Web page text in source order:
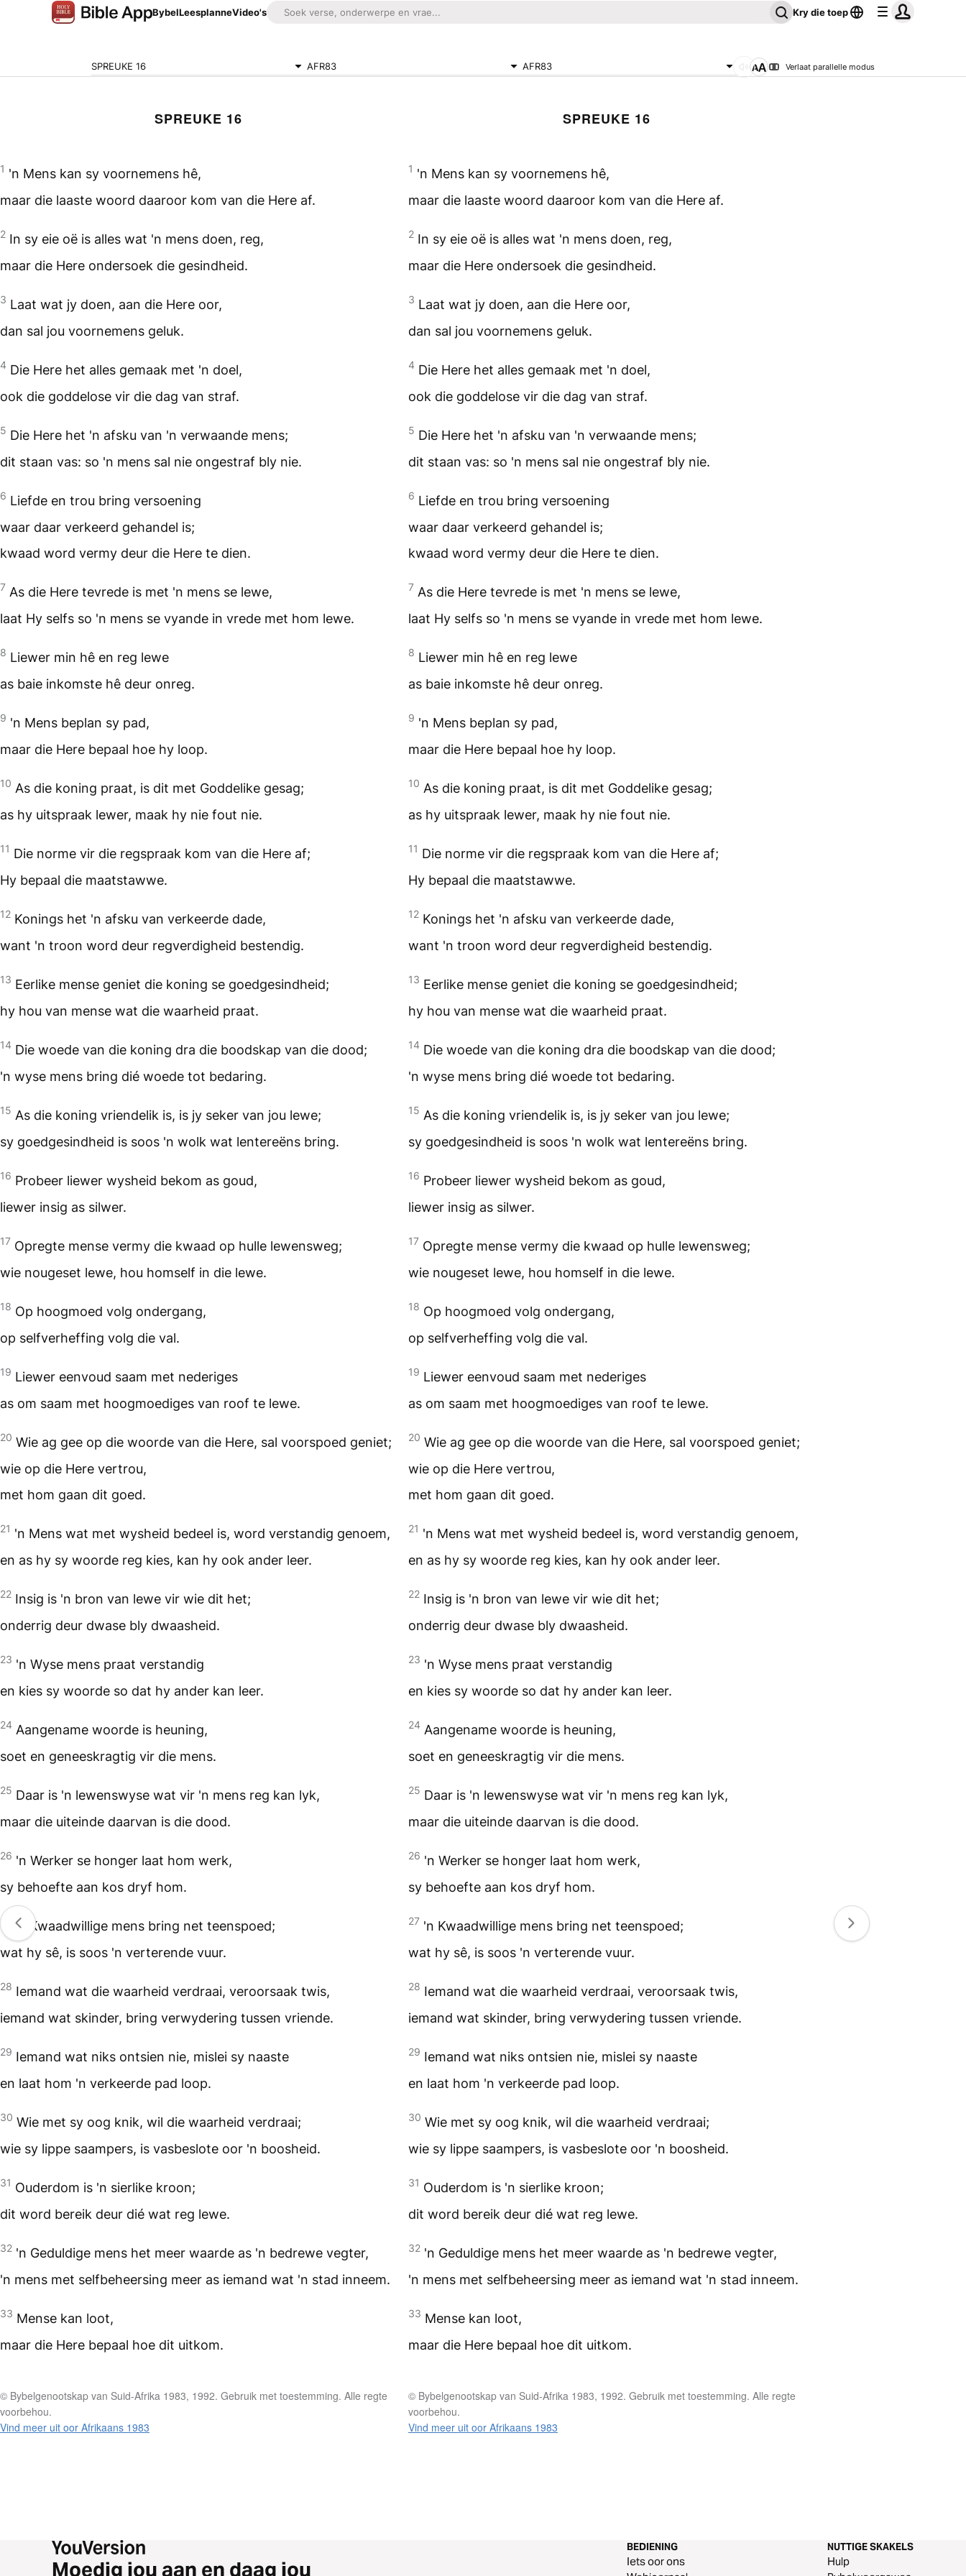
BybelLeesplanneVideo's Kry die toep
SPREUKE 16 AFR83 AFR83 Verlaat parallelle modus
SPREUKE 16
1 'n Mens kan sy voornemens hê,
maar die laaste woord daaroor kom van die Here af.
2 In sy eie oë is alles wat 'n mens doen, reg,
maar die Here ondersoek die gesindheid.
3 Laat wat jy doen, aan die Here oor,
dan sal jou voornemens geluk.
4 Die Here het alles gemaak met 'n doel,
ook die goddelose vir die dag van straf.
5 Die Here het 'n afsku van 'n verwaande mens;
dit staan vas: so 'n mens sal nie ongestraf bly nie.
6 Liefde en trou bring versoening
waar daar verkeerd gehandel is;
kwaad word vermy deur die Here te dien.
7 As die Here tevrede is met 'n mens se lewe,
laat Hy selfs so 'n mens se vyande in vrede met hom lewe.
8 Liewer min hê en reg lewe
as baie inkomste hê deur onreg.
9 'n Mens beplan sy pad,
maar die Here bepaal hoe hy loop.
10 As die koning praat, is dit met Goddelike gesag;
as hy uitspraak lewer, maak hy nie fout nie.
11 Die norme vir die regspraak kom van die Here af;
Hy bepaal die maatstawwe.
12 Konings het 'n afsku van verkeerde dade,
want 'n troon word deur regverdigheid bestendig.
13 Eerlike mense geniet die koning se goedgesindheid;
hy hou van mense wat die waarheid praat.
14 Die woede van die koning dra die boodskap van die dood;
'n wyse mens bring dié woede tot bedaring.
15 As die koning vriendelik is, is jy seker van jou lewe;
sy goedgesindheid is soos 'n wolk wat lentereëns bring.
16 Probeer liewer wysheid bekom as goud,
liewer insig as silwer.
17 Opregte mense vermy die kwaad op hulle lewensweg;
wie nougeset lewe, hou homself in die lewe.
18 Op hoogmoed volg ondergang,
op selfverheffing volg die val.
19 Liewer eenvoud saam met nederiges
as om saam met hoogmoediges van roof te lewe.
20 Wie ag gee op die woorde van die Here, sal voorspoed geniet;
wie op die Here vertrou,
met hom gaan dit goed.
21 'n Mens wat met wysheid bedeel is, word verstandig genoem,
en as hy sy woorde reg kies, kan hy ook ander leer.
22 Insig is 'n bron van lewe vir wie dit het;
onderrig deur dwase bly dwaasheid.
23 'n Wyse mens praat verstandig
en kies sy woorde so dat hy ander kan leer.
24 Aangename woorde is heuning,
soet en geneeskragtig vir die mens.
25 Daar is 'n lewenswyse wat vir 'n mens reg kan lyk,
maar die uiteinde daarvan is die dood.
26 'n Werker se honger laat hom werk,
sy behoefte aan kos dryf hom.
27
'n Kwaadwillige mens bring net teenspoed;
wat hy sê, is soos 'n verterende vuur.
28 Iemand wat die waarheid verdraai, veroorsaak twis,
iemand wat skinder, bring verwydering tussen vriende.
29 Iemand wat niks ontsien nie, mislei sy naaste
en laat hom 'n verkeerde pad loop.
30 Wie met sy oog knik, wil die waarheid verdraai;
wie sy lippe saampers, is vasbeslote oor 'n boosheid.
31 Ouderdom is 'n sierlike kroon;
dit word bereik deur dié wat reg lewe.
32 'n Geduldige mens het meer waarde as 'n bedrewe vegter,
'n mens met selfbeheersing meer as iemand wat 'n stad inneem.
33 Mense kan loot,
maar die Here bepaal hoe dit uitkom.
© Bybelgenootskap van Suid-Afrika 1983, 1992. Gebruik met toestemming. Alle regte
voorbehou.
Vind meer uit oor Afrikaans 1983
SPREUKE 16
1 'n Mens kan sy voornemens hê,
maar die laaste woord daaroor kom van die Here af.
2 In sy eie oë is alles wat 'n mens doen, reg,
maar die Here ondersoek die gesindheid.
3 Laat wat jy doen, aan die Here oor,
dan sal jou voornemens geluk.
4 Die Here het alles gemaak met 'n doel,
ook die goddelose vir die dag van straf.
5 Die Here het 'n afsku van 'n verwaande mens;
dit staan vas: so 'n mens sal nie ongestraf bly nie.
6 Liefde en trou bring versoening
waar daar verkeerd gehandel is;
kwaad word vermy deur die Here te dien.
7 As die Here tevrede is met 'n mens se lewe,
laat Hy selfs so 'n mens se vyande in vrede met hom lewe.
8 Liewer min hê en reg lewe
as baie inkomste hê deur onreg.
9 'n Mens beplan sy pad,
maar die Here bepaal hoe hy loop.
10 As die koning praat, is dit met Goddelike gesag;
as hy uitspraak lewer, maak hy nie fout nie.
11 Die norme vir die regspraak kom van die Here af;
Hy bepaal die maatstawwe.
12 Konings het 'n afsku van verkeerde dade,
want 'n troon word deur regverdigheid bestendig.
13 Eerlike mense geniet die koning se goedgesindheid;
hy hou van mense wat die waarheid praat.
14 Die woede van die koning dra die boodskap van die dood;
'n wyse mens bring dié woede tot bedaring.
15 As die koning vriendelik is, is jy seker van jou lewe;
sy goedgesindheid is soos 'n wolk wat lentereëns bring.
16 Probeer liewer wysheid bekom as goud,
liewer insig as silwer.
17 Opregte mense vermy die kwaad op hulle lewensweg;
wie nougeset lewe, hou homself in die lewe.
18 Op hoogmoed volg ondergang,
op selfverheffing volg die val.
19 Liewer eenvoud saam met nederiges
as om saam met hoogmoediges van roof te lewe.
20 Wie ag gee op die woorde van die Here, sal voorspoed geniet;
wie op die Here vertrou,
met hom gaan dit goed.
21 'n Mens wat met wysheid bedeel is, word verstandig genoem,
en as hy sy woorde reg kies, kan hy ook ander leer.
22 Insig is 'n bron van lewe vir wie dit het;
onderrig deur dwase bly dwaasheid.
23 'n Wyse mens praat verstandig
en kies sy woorde so dat hy ander kan leer.
24 Aangename woorde is heuning,
soet en geneeskragtig vir die mens.
25 Daar is 'n lewenswyse wat vir 'n mens reg kan lyk,
maar die uiteinde daarvan is die dood.
26 'n Werker se honger laat hom werk,
sy behoefte aan kos dryf hom.
27 'n Kwaadwillige mens bring net teenspoed;
wat hy sê, is soos 'n verterende vuur.
28 Iemand wat die waarheid verdraai, veroorsaak twis,
iemand wat skinder, bring verwydering tussen vriende.
29 Iemand wat niks ontsien nie, mislei sy naaste
en laat hom 'n verkeerde pad loop.
30 Wie met sy oog knik, wil die waarheid verdraai;
wie sy lippe saampers, is vasbeslote oor 'n boosheid.
31 Ouderdom is 'n sierlike kroon;
dit word bereik deur dié wat reg lewe.
32 'n Geduldige mens het meer waarde as 'n bedrewe vegter,
'n mens met selfbeheersing meer as iemand wat 'n stad inneem.
33 Mense kan loot,
maar die Here bepaal hoe dit uitkom.
© Bybelgenootskap van Suid-Afrika 1983, 1992. Gebruik met toestemming. Alle regte
voorbehou.
Vind meer uit oor Afrikaans 1983
Moedig jou aan en daag jou
BEDIENING
Iets oor ons
NUTTIGE SKAKELS
Hulp